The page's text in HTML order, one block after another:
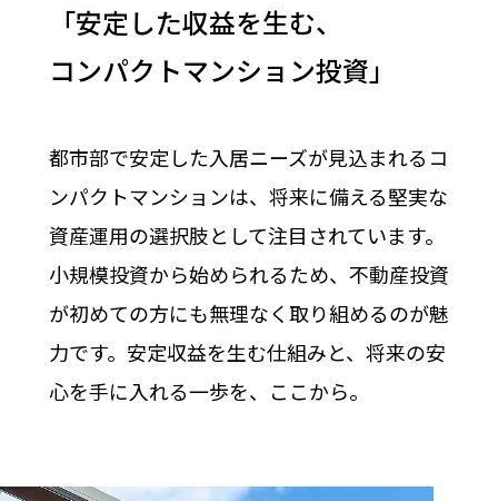
「安定した収益を生む、
コンパクトマンション投資」
都市部で安定した入居ニーズが見込まれるコ
ンパクトマンションは、将来に備える堅実な
資産運用の選択肢として注目されています。
小規模投資から始められるため、不動産投資
が初めての方にも無理なく取り組めるのが魅
力です。安定収益を生む仕組みと、将来の安
心を手に入れる一歩を、ここから。